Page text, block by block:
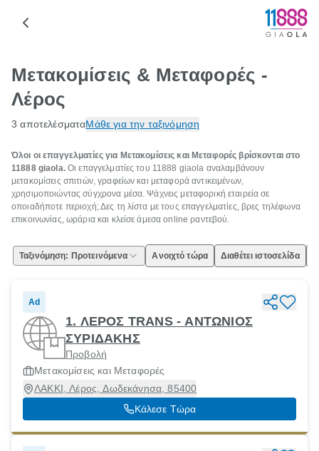
Μετακομίσεις & Μεταφορές -
Λέρος
3 αποτελέσματαΜάθε για την ταξινόμηση
Όλοι οι επαγγελματίες για Μετακομίσεις και Μεταφορές βρίσκονται στο
11888 giaola.Οι επαγγελματίες του 11888 giaola αναλαμβάνουν
μετακομίσεις σπιτιών, γραφείων και μεταφορά αντικειμένων,
χρησιμοποιώντας σύγχρονα μέσα. Ψάχνεις μεταφορική εταιρεία σε
οποιαδήποτε περιοχή; Δες τη λίστα με τους επαγγελματίες, βρες τηλέφωνα
επικοινωνίας, ωράρια και κλείσε άμεσα online ραντεβού.
Ταξινόμηση: Προτεινόμενα Ανοιχτό τώρα Διαθέτει ιστοσελίδα
Ad
1. ΛΕΡΟΣ TRANS - ΑΝΤΩΝΙΟΣ
ΣΥΡΙΔΑΚΗΣ
Προβολή
Μετακομίσεις και Μεταφορές
ΛΑΚΚΙ, Λέρος, Δωδεκάνησα, 85400
Κάλεσε Τώρα